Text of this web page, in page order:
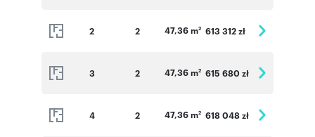
2 2 47,36 m2 613 312 zł
3 2 47,36 m2 615 680 zł
4 2 47,36 m2 618 048 zł